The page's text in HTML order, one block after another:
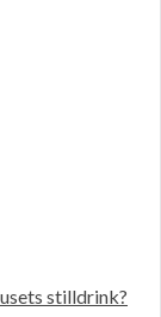
stilldrink?